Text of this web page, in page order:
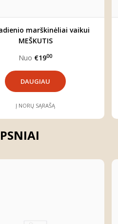
marškinėliai vaikui
MEŠKUTIS
Nuo €1900
DAUGIAU
Į NORŲ SĄRAŠĄ